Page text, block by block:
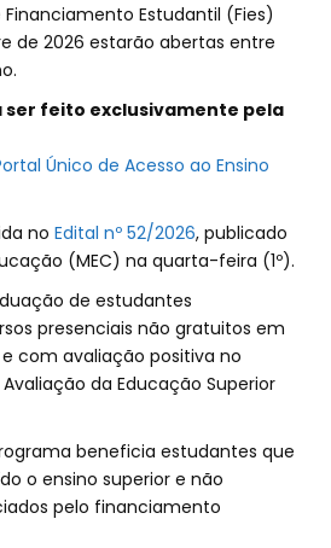
Estudantil (Fies)
de 2026 estarão abertas entre
ser feito exclusivamente pela
Único de Acesso ao Ensino
no Edital nº 52/2026, publicado
(MEC) na quarta-feira (1º).
de estudantes
presenciais não gratuitos em
com avaliação positiva no
da Educação Superior
beneficia estudantes que
o ensino superior e não
pelo financiamento